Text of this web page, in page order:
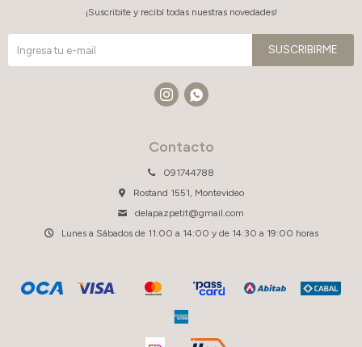
Contacto
091744788
Rostand 1551, Montevideo
delapazpetit@gmail.com
Lunes a Sábados de 11:00 a 14:00 y de 14:30 a 19:00 horas
¡Suscribite y recibí todas nuestras novedades!
SUSCRIBIRME
 